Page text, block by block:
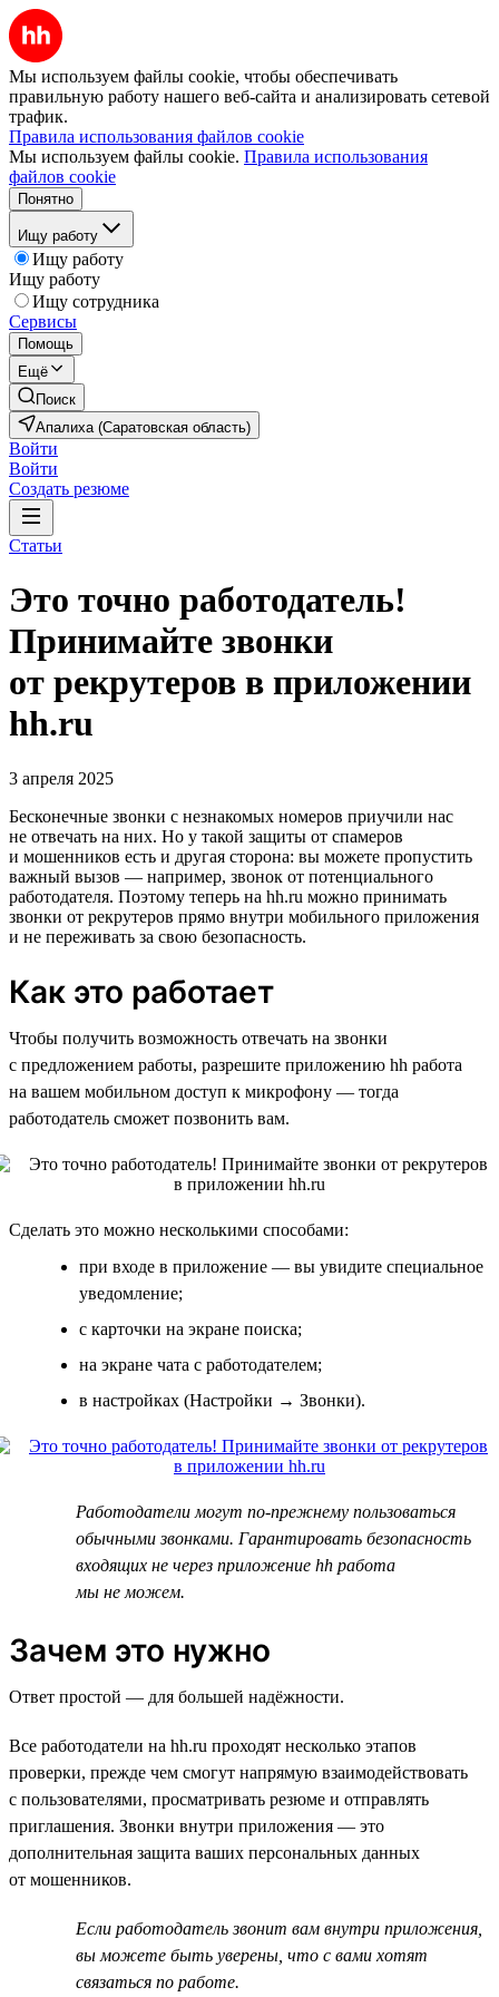
Мы используем файлы cookie, чтобы обеспечивать
правильную работу нашего веб-сайта и анализировать сетевой
трафик.
Правила использования файлов cookie
Мы используем файлы cookie. Правила использования
файлов cookie
Понятно
Ищу работу
Ищу работу
Ищу работу
Ищу сотрудника
Сервисы
Помощь
Ещё
Поиск
Апалиха (Саратовская область)
Войти
Войти
Создать резюме
Статьи
Это точно работодатель!
Принимайте звонки
от рекрутеров в приложении
hh.ru
3 апреля 2025
Бесконечные звонки с незнакомых номеров приучили нас
не отвечать на них. Но у такой защиты от спамеров
и мошенников есть и другая сторона: вы можете пропустить
важный вызов — например, звонок от потенциального
работодателя. Поэтому теперь на hh.ru можно принимать
звонки от рекрутеров прямо внутри мобильного приложения
и не переживать за свою безопасность.
Как это работает
Чтобы получить возможность отвечать на звонки
с предложением работы, разрешите приложению hh работа
на вашем мобильном доступ к микрофону — тогда
работодатель сможет позвонить вам.
Сделать это можно несколькими способами:
при входе в приложение — вы увидите специальное
уведомление;
с карточки на экране поиска;
на экране чата с работодателем;
в настройках (Настройки → Звонки).
Работодатели могут по-прежнему пользоваться
обычными звонками. Гарантировать безопасность
входящих не через приложение hh работа
мы не можем.
Зачем это нужно
Ответ простой — для большей надёжности.
Все работодатели на hh.ru проходят несколько этапов
проверки, прежде чем смогут напрямую взаимодействовать
с пользователями, просматривать резюме и отправлять
приглашения. Звонки внутри приложения — это
дополнительная защита ваших персональных данных
от мошенников.
Если работодатель звонит вам внутри приложения,
вы можете быть уверены, что с вами хотят
связаться по работе.